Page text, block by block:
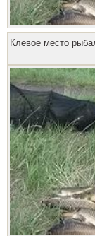
Клевое место